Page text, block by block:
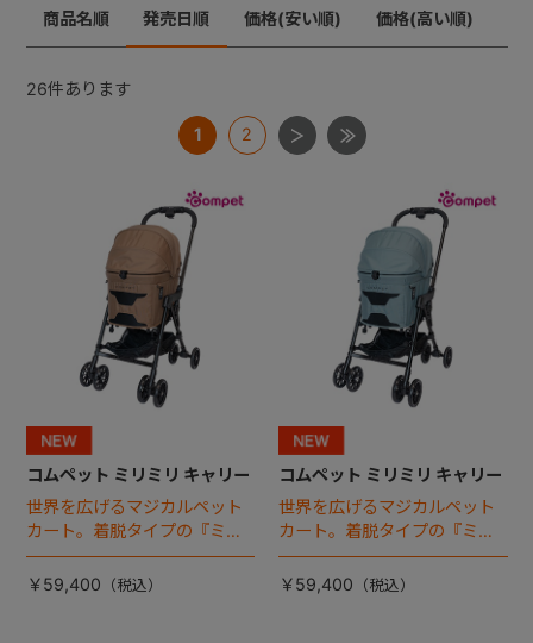
商品名順 発売日順 価格(安い順) 価格(高い順)
26件あります
1 2
コムペット ミリミリ キャリー
世界を広げるマジカルペット
カート。着脱タイプの『ミリ
ミリ キャリー』 からアースカ
ラーが登場！
￥59,400
コムペット ミリミリ キャリー
世界を広げるマジカルペット
カート。着脱タイプの『ミリ
ミリ キャリー』 からアースカ
ラーが登場！
￥59,400